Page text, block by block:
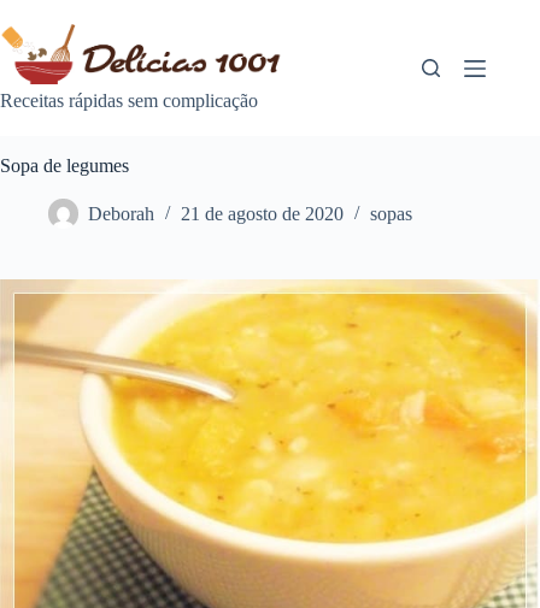
para
conteúdo
Receitas rápidas sem complicação
Sopa de legumes
Deborah 21 de agosto de 2020 sopas